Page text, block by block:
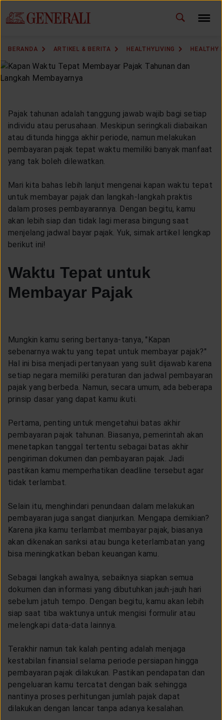
BERANDA ARTIKEL & BERITA HEALTHYLIVING HEALTHY
Pajak tahunan adalah tanggung jawab wajib bagi setiap
individu atau perusahaan. Meskipun seringkali diabaikan
atau ditunda hingga akhir periode, namun melakukan
pembayaran pajak tepat waktu memiliki banyak manfaat
yang tak boleh dilewatkan.
Mari kita bahas lebih lanjut mengenai kapan waktu tepat
untuk membayar pajak dan langkah-langkah praktis
dalam proses pembayarannya. Dengan begitu, kamu
akan lebih siap dan tidak lagi merasa bingung saat
menjelang jadwal bayar pajak. Yuk, simak artikel lengkap
berikut ini!
Waktu Tepat untuk
Membayar Pajak
Mungkin kamu sering bertanya-tanya, "Kapan
sebenarnya waktu yang tepat untuk membayar pajak?"
Hal ini bisa menjadi pertanyaan yang sulit dijawab karena
setiap negara memiliki peraturan dan jadwal pembayaran
pajak yang berbeda. Namun, secara umum, ada beberapa
prinsip dasar yang dapat kamu ikuti.
Pertama, penting untuk mengetahui batas akhir
pembayaran pajak tahunan. Biasanya, pemerintah akan
menetapkan tanggal tertentu sebagai batas akhir
pengiriman dokumen dan pembayaran pajak. Jadi
pastikan kamu memperhatikan deadline tersebut agar
tidak terlambat.
Selain itu, menghindari penundaan dalam melakukan
pembayaran juga sangat dianjurkan. Mengapa demikian?
Karena jika kamu terlambat membayar pajak, biasanya
akan dikenakan sanksi atau bunga keterlambatan yang
bisa meningkatkan beban keuangan kamu.
Sebagai langkah awalnya, sebaiknya siapkan semua
dokumen dan informasi yang dibutuhkan jauh-jauh hari
sebelum jatuh tempo. Dengan begitu, kamu akan lebih
siap saat tiba waktunya untuk mengisi formulir atau
melengkapi data-data lainnya.
Terakhir namun tak kalah penting adalah menjaga
kestabilan finansial selama periode persiapan hingga
pembayaran pajak dilakukan. Pastikan pendapatan dan
pengeluaran kamu tercatat dengan baik sehingga
nantinya proses perhitungan jumlah pajak dapat
dilakukan dengan lancar tanpa adanya kesalahan.
GANTI BAHASA ID EN
KANTOR PEMASARAN
TEMUKAN AGEN
SOLUSI KAMI
LAYANAN NASABAH
TENTANG GENERALI
KEAGENAN